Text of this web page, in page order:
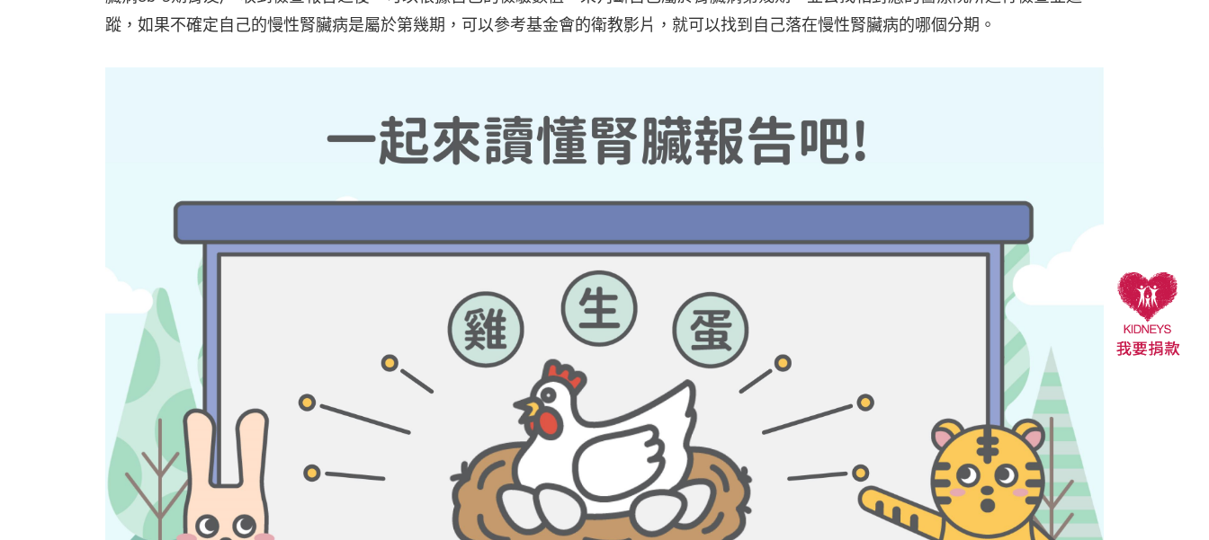
蹤，如果不確定自己的慢性腎臟病是屬於第幾期，可以參考基金會的衛教影片，就可以找到自己落在慢性腎臟病的哪個分期。